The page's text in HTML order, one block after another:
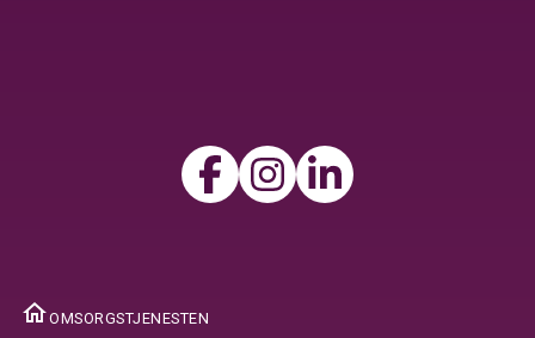
OMSORGSTJENESTEN